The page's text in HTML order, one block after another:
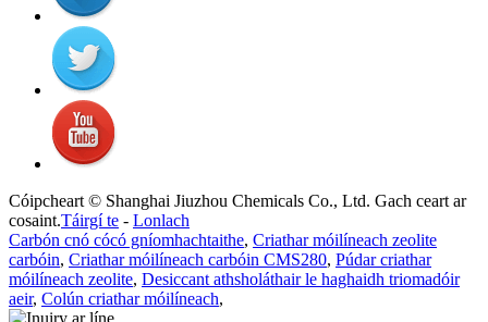
Cóipcheart © Shanghai Jiuzhou Chemicals Co., Ltd. Gach ceart ar
cosaint.Táirgí te - Lonlach
Carbón cnó cócó gníomhachtaithe, Criathar móilíneach zeolite
carbóin, Criathar móilíneach carbóin CMS280, Púdar criathar
móilíneach zeolite, Desiccant athsholáthair le haghaidh triomadóir
aeir, Colún criathar móilíneach,